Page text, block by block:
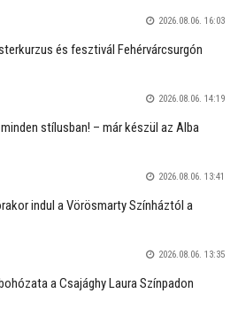
2026.08.06. 16:03
és fesztivál Fehérvárcsurgón
2026.08.06. 14:19
stílusban! – már készül az Alba
2026.08.06. 13:41
indul a Vörösmarty Színháztól a
2026.08.06. 13:35
a Csajághy Laura Színpadon